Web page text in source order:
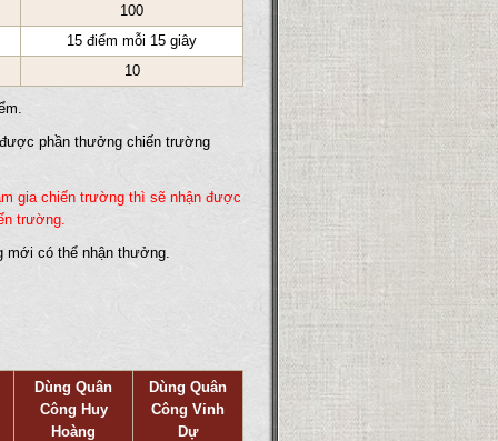
100
15 điểm mỗi 15 giây
10
phần thưởng chiến trường
gia chiến trường thì sẽ nhận được
trường.
mới có thể nhận thưởng.
Dùng Quân
Công Huy
Hoàng
Dùng Quân
Công Vinh
Dự